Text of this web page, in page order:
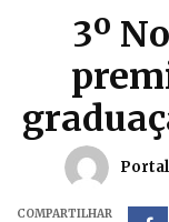
3º
COMPARTILHAR